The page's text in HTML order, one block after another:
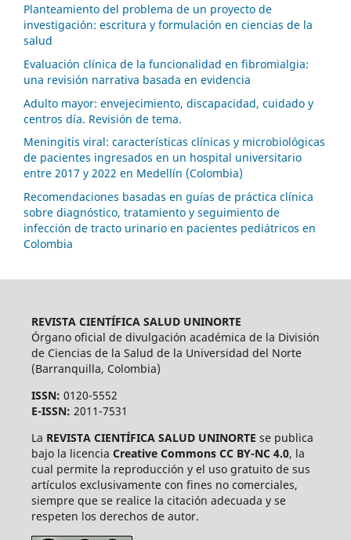
Planteamiento del problema de un proyecto de
investigación: escritura y formulación en ciencias de la
salud
Evaluación clínica de la funcionalidad en fibromialgia:
una revisión narrativa basada en evidencia
Adulto mayor: envejecimiento, discapacidad, cuidado y
centros día. Revisión de tema.
Meningitis viral: características clínicas y microbiológicas
de pacientes ingresados en un hospital universitario
entre 2017 y 2022 en Medellín (Colombia)
Recomendaciones basadas en guías de práctica clínica
sobre diagnóstico, tratamiento y seguimiento de
infección de tracto urinario en pacientes pediátricos en
Colombia
REVISTA CIENTÍFICA SALUD UNINORTE
Órgano oficial de divulgación académica de la División
de Ciencias de la Salud de la Universidad del Norte
(Barranquilla, Colombia)
ISSN: 0120-5552
E-ISSN: 2011-7531
La REVISTA CIENTÍFICA SALUD UNINORTE se publica
bajo la licencia Creative Commons CC BY-NC 4.0, la
cual permite la reproducción y el uso gratuito de sus
artículos exclusivamente con fines no comerciales,
siempre que se realice la citación adecuada y se
respeten los derechos de autor.